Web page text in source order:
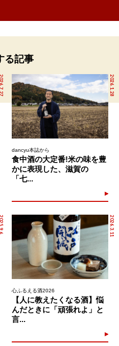
る記事
2026.7.27 2026.1.28
dancyu本誌から
食中酒の大定番!米の味を豊
かに表現した、滋賀の
「七...
2025.9.6 2026.3.11
心ふるえる酒2026
【人に教えたくなる酒】悩
んだときに「頑張れよ」と
言...